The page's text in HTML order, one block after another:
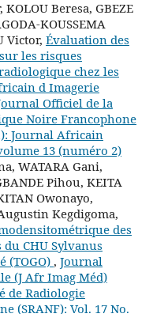
Beresa, GBEZE
KOUSSEMA
Victor, Évaluation des
les risques
chez les
d Imagerie
Officiel de la
Noire Francophone
Journal Africain
13 (numéro 2)
WATARA Gani,
Pihou, KEITA
Owonayo,
Kegdigoma,
des
du CHU Sylvanus
(TOGO) , Journal
(J Afr Imag Méd)
de Radiologie
(SRANF): Vol. 17 No.